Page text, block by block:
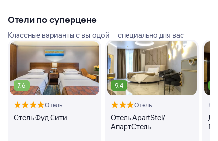
Отели по суперцене
Классные варианты с выгодой — специально для вас
7,6
Отель
Отель Фуд Сити
9,4
Отель
Отель ApartStel/
АпартСтель